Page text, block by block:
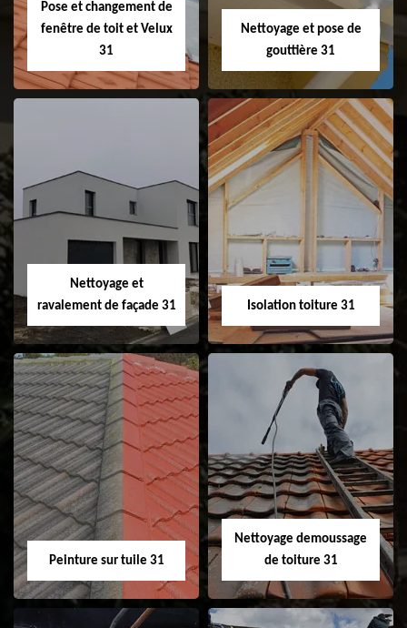
Pose et changement de
fenêtre de toit et Velux
31
Pose et
changement de
fenêtre de toit et
Velux 31
Nettoyage et pose de
gouttière 31
Nettoyage et pose
Nettoyage et
ravalement de façade 31
Nettoyage et
ravalement de
façade 31
Isolation toiture 31
Isolation toiture 31
Peinture sur tuile 31
Nettoyage demoussage
de toiture 31